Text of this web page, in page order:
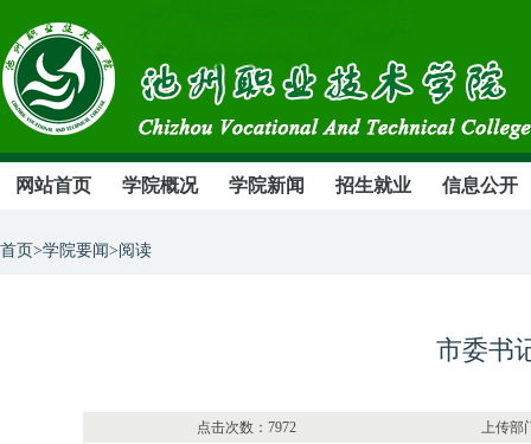
网站首页 学院概况 学院新闻 招生就业 信息公开
首页>学院要闻>阅读
市委书
点击次数：7972 上传部门：